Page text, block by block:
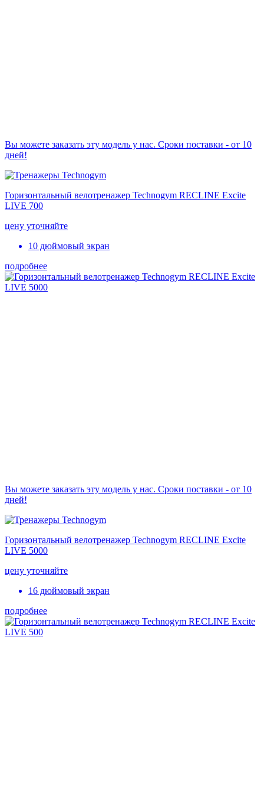
Вы можете заказать эту модель у нас. Сроки поставки - от 10
дней!
Горизонтальный велотренажер Technogym RECLINE Excite
LIVE 700
цену уточняйте
10 дюймовый экран
подробнее
Вы можете заказать эту модель у нас. Сроки поставки - от 10
дней!
Горизонтальный велотренажер Technogym RECLINE Excite
LIVE 5000
цену уточняйте
16 дюймовый экран
подробнее